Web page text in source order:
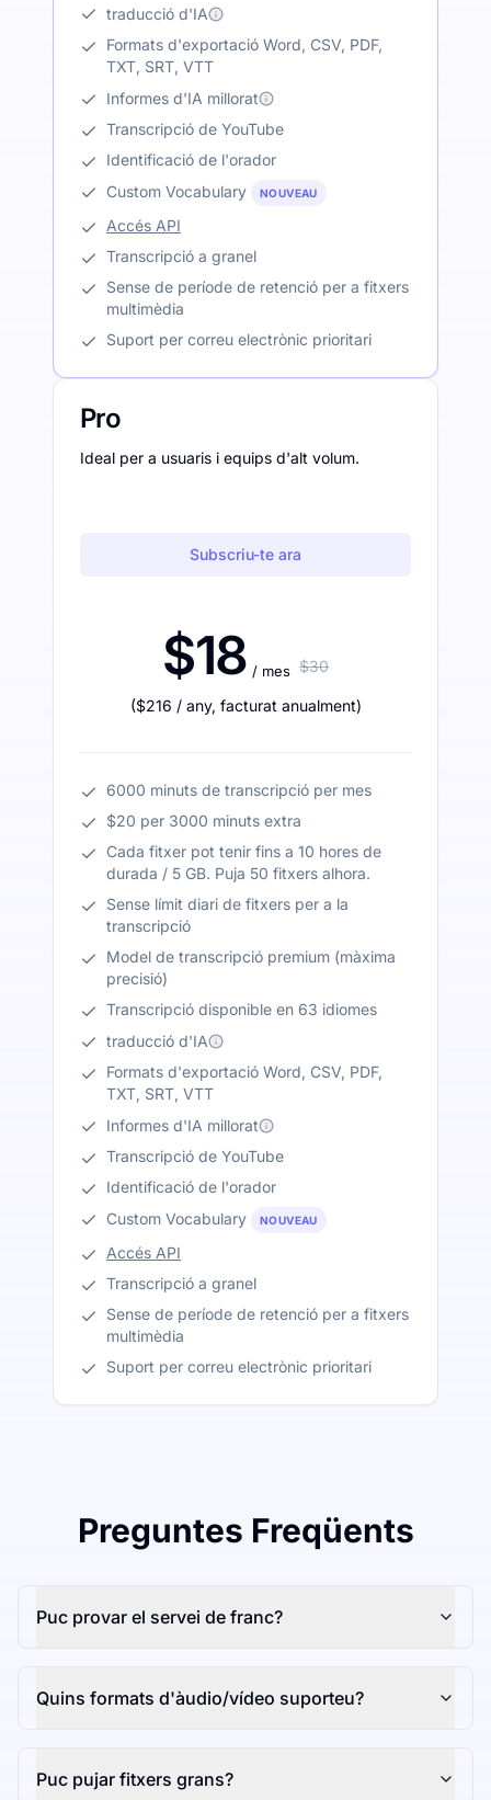
traducció d'IA
Formats d'exportació Word, CSV, PDF,
TXT, SRT, VTT
Informes d'IA millorat
Transcripció de YouTube
Identificació de l'orador
Custom Vocabulary
NOUVEAU
Accés API
Transcripció a granel
Sense de període de retenció per a fitxers
multimèdia
Suport per correu electrònic prioritari
Pro
Ideal per a usuaris i equips d'alt volum.
Subscriu-te ara
$18 / mes $30
($216 / any, facturat anualment)
6000 minuts de transcripció per mes
$20 per 3000 minuts extra
Cada fitxer pot tenir fins a 10 hores de
durada / 5 GB. Puja 50 fitxers alhora.
Sense límit diari de fitxers per a la
transcripció
Model de transcripció premium (màxima
precisió)
Transcripció disponible en 63 idiomes
traducció d'IA
Formats d'exportació Word, CSV, PDF,
TXT, SRT, VTT
Informes d'IA millorat
Transcripció de YouTube
Identificació de l'orador
Custom Vocabulary
NOUVEAU
Accés API
Transcripció a granel
Sense de període de retenció per a fitxers
multimèdia
Suport per correu electrònic prioritari
Preguntes Freqüents
Puc provar el servei de franc?
Quins formats d'àudio/vídeo suporteu?
Puc pujar fitxers grans?